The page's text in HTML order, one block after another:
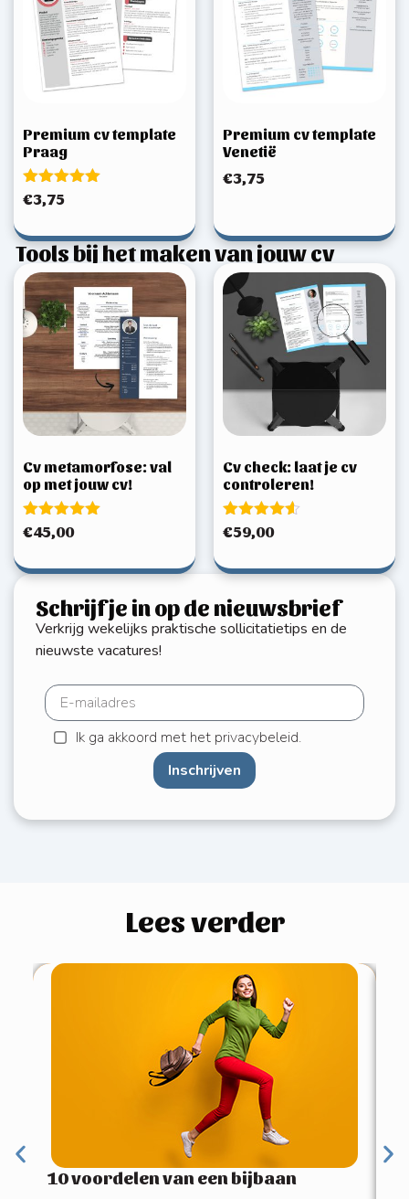
Schrijf je in op de nieuwsbrief
Verkrijg wekelijks praktische sollicitatietips en de
nieuwste vacatures!
Ik ga akkoord met het privacybeleid.
Inschrijven
Premium cv template
Praag
Gewaardeerd
5.00
€3,75
Premium cv template
Venetië
€3,75
Tools bij het maken van jouw cv
Cv metamorfose: val
op met jouw cv!
Gewaardeerd
€45,00
Cv check: laat je cv
controleren!
Gewaardeerd
€59,00
Lees verder
10 voordelen van een bijbaan